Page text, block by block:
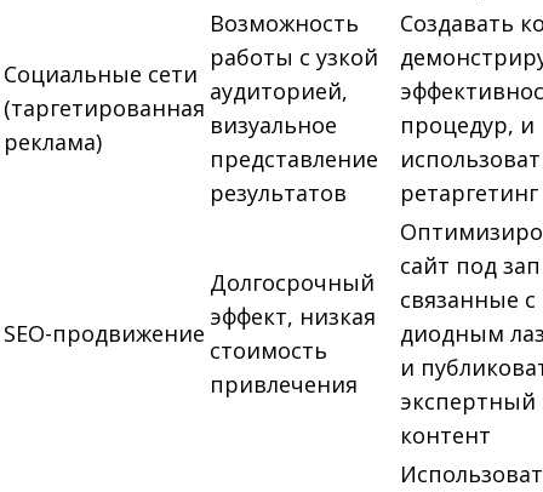
Социальные сети
(таргетированная
реклама)
Возможность
работы с узкой
аудиторией,
визуальное
представление
результатов
Создавать
процедур, и
ретаргетинг
SEO-продвижение
Долгосрочный
эффект, низкая
стоимость
привлечения
сайт под
связанные с
диодным
и
экспертный
контент